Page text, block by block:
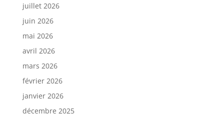
juillet 2026
juin 2026
mai 2026
avril 2026
mars 2026
février 2026
janvier 2026
décembre 2025